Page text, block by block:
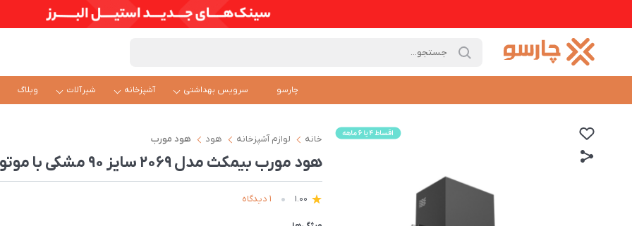
چارسو سرویس بهداشتی آشپزخانه شیرآلات وبلاگ
خانه لوازم آشپزخانه هود هود مورب
هود مورب بیمکث مدل 2069 سایز 90 مشکی با موتور فلزی
1.00 1 دیدگاه